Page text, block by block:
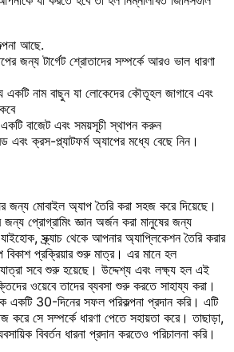
আছে.
জন্য টার্গেট শ্রোতাদের সম্পর্কে আরও ভাল ধারণা
নাম বাছুন যা লোকেদের কৌতূহল জাগাবে এবং
বাজেট এবং সময়সূচী স্থাপন করুন
এবং ক্রস-প্ল্যাটফর্ম অ্যাপের মধ্যে বেছে নিন।
জন্য মোবাইল অ্যাপ তৈরি করা সহজ করে দিয়েছে।
প্রোগ্রামিং জ্ঞান অর্জন করা মানুষের জন্য
স্ক্র্যাচ থেকে আপনার অ্যাপ্লিকেশন তৈরি করার
প্রক্রিয়ার শুরু মাত্র। এর মানে হল
যাত্রা সবে শুরু হয়েছে। উদ্দেশ্য এবং লক্ষ্য হল এই
ওয়েবে তাদের ব্যবসা শুরু করতে সাহায্য করা।
একটি 30-দিনের সফল পরিকল্পনা প্রদান করি। এটি
করে সে সম্পর্কে ধারণা পেতে সহায়তা করে। তাছাড়া,
বিবর্তন ধারনা প্রদান করতেও পরিচালনা করি।